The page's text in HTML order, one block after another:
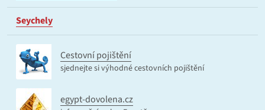
Seychely
Cestovní pojištění
sjednejte si výhodné cestovních pojištění
egypt-dovolena.cz